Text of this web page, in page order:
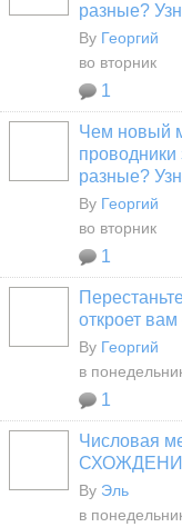
разные?
By Георгий
во вторник
1
Чем новый
разные?
By Георгий
во вторник
1
откроет
By Георгий
в
1
Числовая
By Эль
в